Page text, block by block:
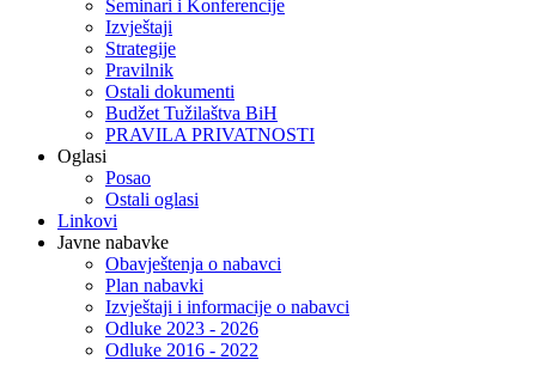
Seminari i Konferencije
Izvještaji
Strategije
Pravilnik
Ostali dokumenti
Budžet Tužilaštva BiH
PRAVILA PRIVATNOSTI
Oglasi
Posao
Ostali oglasi
Linkovi
Javne nabavke
Obavještenja o nabavci
Plan nabavki
Izvještaji i informacije o nabavci
Odluke 2023 - 2026
Odluke 2016 - 2022